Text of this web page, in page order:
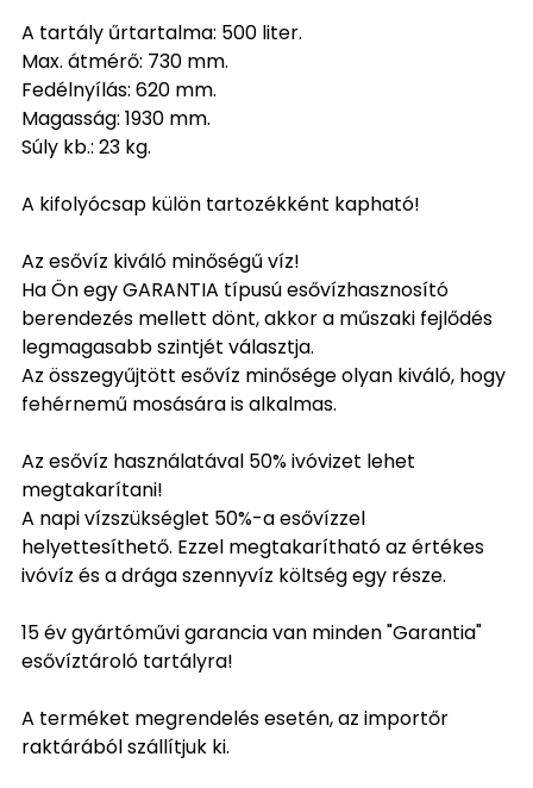
A tartály űrtartalma: 500 liter.
Max. átmérő: 730 mm.
Fedélnyílás: 620 mm.
Magasság: 1930 mm.
Súly kb.: 23 kg.
A kifolyócsap külön tartozékként kapható!
Az esővíz kiváló minőségű víz!
Ha Ön egy GARANTIA típusú esővízhasznosító
berendezés mellett dönt, akkor a műszaki fejlődés
legmagasabb szintjét választja.
Az összegyűjtött esővíz minősége olyan kiváló, hogy
fehérnemű mosására is alkalmas.
Az esővíz használatával 50% ivóvizet lehet
megtakarítani!
A napi vízszükséglet 50%-a esővízzel
helyettesíthető. Ezzel megtakarítható az értékes
ivóvíz és a drága szennyvíz költség egy része.
15 év gyártóművi garancia van minden "Garantia"
esővíztároló tartályra!
A terméket megrendelés esetén, az importőr
raktárából szállítjuk ki.